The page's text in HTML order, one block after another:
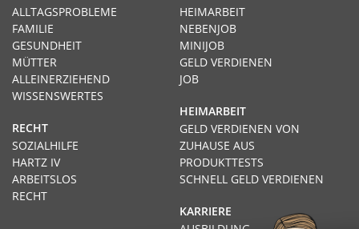
HEIMARBEIT
NEBENJOB
MINIJOB
GELD VERDIENEN
JOB
HEIMARBEIT
GELD VERDIENEN VON
ZUHAUSE AUS
PRODUKTTESTS
SCHNELL GELD VERDIENEN
KARRIERE
ALLTAGSPROBLEME
FAMILIE
GESUNDHEIT
MÜTTER
ALLEINERZIEHEND
WISSENSWERTES
RECHT
SOZIALHILFE
HARTZ IV
ARBEITSLOS
RECHT